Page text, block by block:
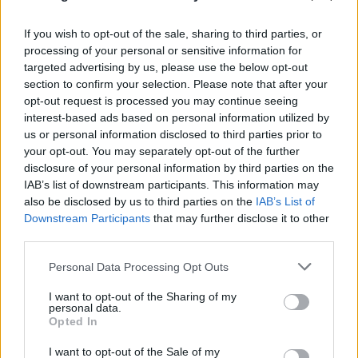
If you wish to opt-out of the sale, sharing to third parties, or
processing of your personal or sensitive information for
targeted advertising by us, please use the below opt-out
section to confirm your selection. Please note that after your
opt-out request is processed you may continue seeing
interest-based ads based on personal information utilized by
us or personal information disclosed to third parties prior to
your opt-out. You may separately opt-out of the further
disclosure of your personal information by third parties on the
IAB’s list of downstream participants. This information may
also be disclosed by us to third parties on the IAB’s List of
Downstream Participants that may further disclose it to other
Please note that this website/app uses one or more Google
not limited to your visit or usage behaviour. You may click to
grant or deny consent to Google and its third-party tags to
use your data for below specified purposes in below Google
consent section.
Personal Data Processing Opt Outs
I want to opt-out of the Sharing of my
personal data.
Opted In
I want to opt-out of the Sale of my
κάμερες ασφαλείας από όλα τα γήπεδα, ποιος έχει
πρόσβαση σε αυτό; Έχει μόνο η αστυνομική αρχή
και κανείς άλλος. Ήρθε αυτό το video από την
παρεμβαίνουσα μέσω της αστυνομικής αρχής; Όχι.
Το εξήγαγε παρανόμως, το έφερε παρανόμως και
επιβλήθηκαν οι άκρως εξοντωτικές ποινές.
Θα έπρεπε να επιβληθεί ποινή έξι μηνών, που είναι
η βαρυτέρα αν υπήρξε βιαιοπραγία. Με την
απόπειρα βιαιοπραγίας τιμωρήθηκαν με τέσσερις
μήνες. Η λήψη του βιντεοληπτικού υλικού είναι
της ΑΕΚ; Είχε πρόσβαση; Αν το κάνει παρανόμως το
κάνει; Γιατί δεν το αναζητά από την αστυνομική